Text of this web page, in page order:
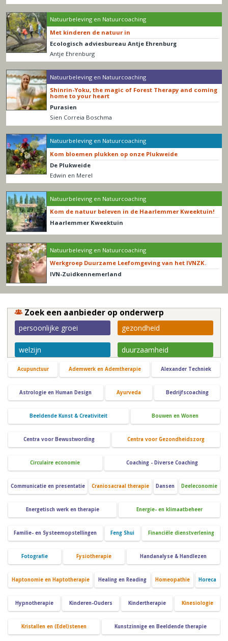
Natuurbeleving en Natuurcoaching
Met kinderen de natuur in
Ecologisch adviesbureau Antje Ehrenburg
Antje Ehrenburg
Natuurbeleving en Natuurcoaching
Shinrin-Yoku, the magic of Forest Therapy and coming
home to your heart
Purasien
Sien Correia Boschma
Natuurbeleving en Natuurcoaching
Kom bloemen plukken op onze Plukweide
De Plukweide
Edwin en Merel
Natuurbeleving en Natuurcoaching
Kom de natuur beleven in de Haarlemmer Kweektuin!
Haarlemmer Kweektuin
Natuurbeleving en Natuurcoaching
Werkgroep Duurzame Leefomgeving van het IVNZK.
IVN-Zuidkennemerland
Zoek een aanbieder op onderwerp
persoonlijke groei gezondheid
welzijn duurzaamheid
Acupunctuur Ademwerk en Ademtherapie Alexander Techniek
Astrologie en Human Design Ayurveda Bedrijfscoaching
Beeldende Kunst & Creativiteit Bouwen en Wonen
Centra voor Bewustwording Centra voor Gezondheidszorg
Circulaire economie Coaching - Diverse Coaching
Communicatie en presentatie Craniosacraal therapie Dansen Deeleconomie
Energetisch werk en therapie Energie- en klimaatbeheer
Familie- en Systeemopstellingen Feng Shui Financiële dienstverlening
Fotografie Fysiotherapie Handanalyse & Handlezen
Haptonomie en Haptotherapie Healing en Reading Homeopathie Horeca
Hypnotherapie Kinderen-Ouders Kindertherapie Kinesiologie
Kristallen en (Edel)stenen Kunstzinnige en Beeldende therapie